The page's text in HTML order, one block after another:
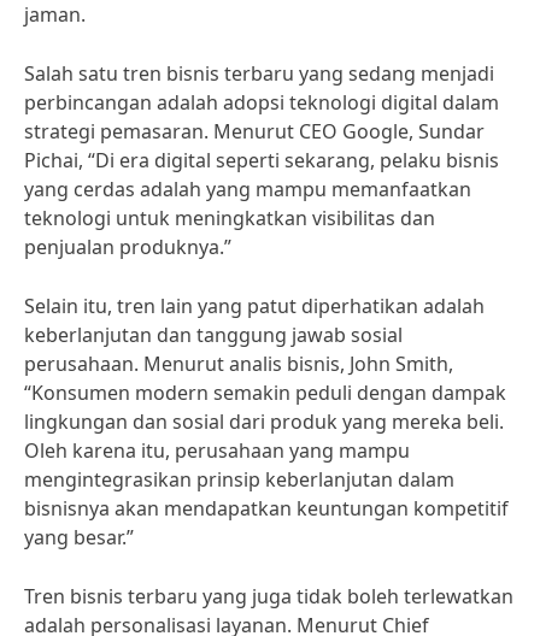
jaman.
Salah satu tren bisnis terbaru yang sedang menjadi
perbincangan adalah adopsi teknologi digital dalam
strategi pemasaran. Menurut CEO Google, Sundar
Pichai, “Di era digital seperti sekarang, pelaku bisnis
yang cerdas adalah yang mampu memanfaatkan
teknologi untuk meningkatkan visibilitas dan
penjualan produknya.”
Selain itu, tren lain yang patut diperhatikan adalah
keberlanjutan dan tanggung jawab sosial
perusahaan. Menurut analis bisnis, John Smith,
“Konsumen modern semakin peduli dengan dampak
lingkungan dan sosial dari produk yang mereka beli.
Oleh karena itu, perusahaan yang mampu
mengintegrasikan prinsip keberlanjutan dalam
bisnisnya akan mendapatkan keuntungan kompetitif
yang besar.”
Tren bisnis terbaru yang juga tidak boleh terlewatkan
adalah personalisasi layanan. Menurut Chief